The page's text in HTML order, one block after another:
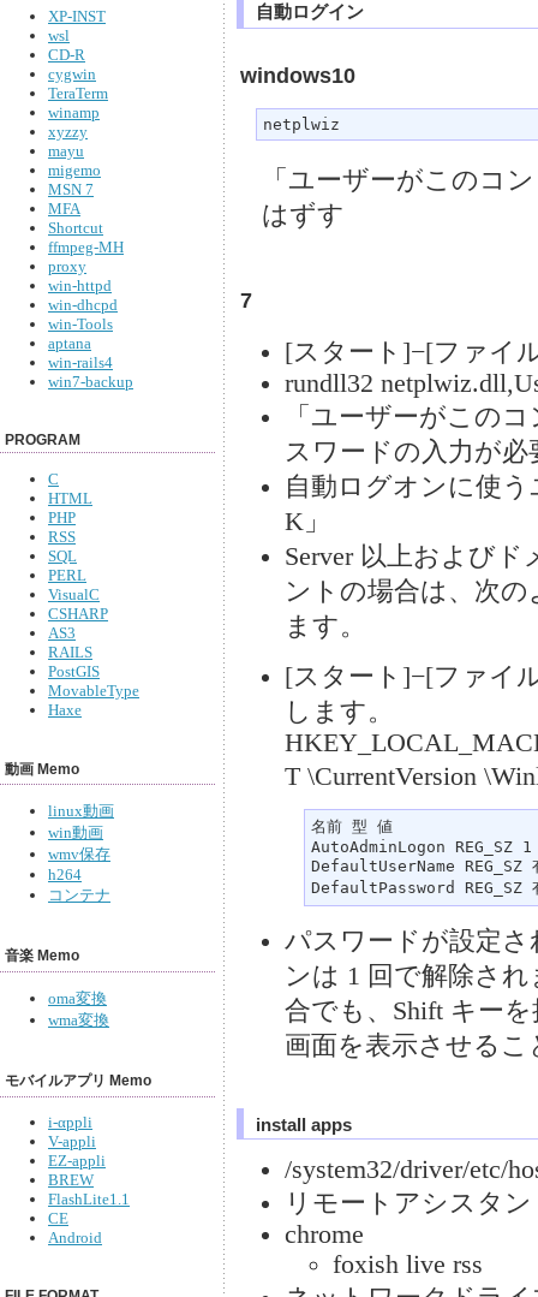
XP-INST
wsl
CD-R
cygwin
TeraTerm
winamp
xyzzy
mayu
migemo
MSN 7
MFA
Shortcut
ffmpeg-MH
proxy
win-httpd
win-dhcpd
win-Tools
aptana
win-rails4
win7-backup
PROGRAM
C
HTML
PHP
RSS
SQL
PERL
VisualC
CSHARP
AS3
RAILS
PostGIS
MovableType
Haxe
動画 Memo
linux動画
win動画
wmv保存
h264
コンテナ
音楽 Memo
oma変換
wma変換
モバイルアプリ Memo
i-αppli
V-appli
EZ-appli
BREW
FlashLite1.1
CE
Android
自動ログイン
windows10
netplwiz
「ユーザーがこのコ
はずす
7
[スタート]−[ファイ
rundll32
「ユーザーがこの
スワードの入力が
自動ログオンに使
K」
Server 以上および
ントの場合は、次
ます。
[スタート]−[ファイ
します。
T \CurrentVersion
名前 型 値
AutoAdminLogon REG_SZ
DefaultUserName REG_SZ
DefaultPassword REG_SZ
パスワードが設定
ンは 1 回で解除さ
合でも、Shift キー
画面を表示させるこ
install apps
/system32/driver/etc/
リモートアシスタ
chrome
foxish live rss